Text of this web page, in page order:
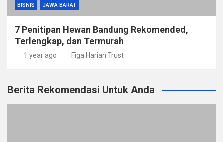
BISNIS JAWA BARAT
7 Penitipan Hewan Bandung Rekomended,
Terlengkap, dan Termurah
1 year ago Figa Harian Trust
Berita Rekomendasi Untuk Anda